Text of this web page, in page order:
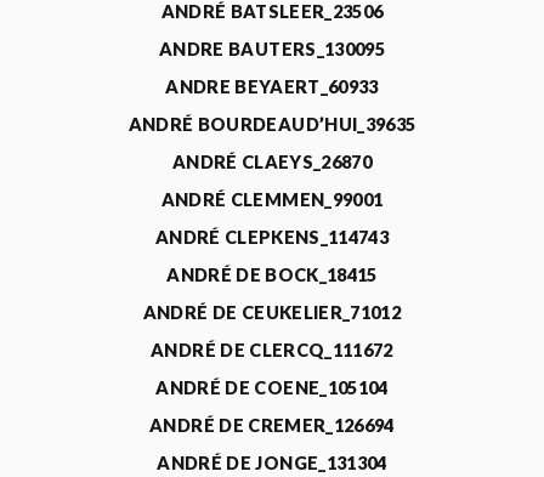
ANDRÉ BATSLEER_23506
ANDRE BAUTERS_130095
ANDRE BEYAERT_60933
ANDRÉ BOURDEAUD’HUI_39635
ANDRÉ CLAEYS_26870
ANDRÉ CLEMMEN_99001
ANDRÉ CLEPKENS_114743
ANDRÉ DE BOCK_18415
ANDRÉ DE CEUKELIER_71012
ANDRÉ DE CLERCQ_111672
ANDRÉ DE COENE_105104
ANDRÉ DE CREMER_126694
ANDRÉ DE JONGE_131304